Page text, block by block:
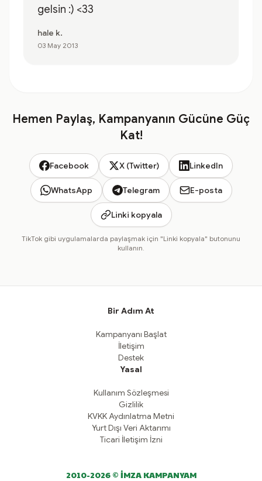
gelsin :) <33
hale k.
03 May 2013
Hemen Paylaş, Kampanyanın Gücüne Güç
Kat!
Facebook X (Twitter) LinkedIn
WhatsApp Telegram E-posta
Linki kopyala
TikTok gibi uygulamalarda paylaşmak için "Linki kopyala" butonunu
kullanın.
Bir Adım At
Kampanyanı Başlat
İletişim
Destek
Yasal
Kullanım Sözleşmesi
Gizlilik
KVKK Aydınlatma Metni
Yurt Dışı Veri Aktarımı
Ticari İletişim İzni
2010-2026 © İMZA KAMPANYAM